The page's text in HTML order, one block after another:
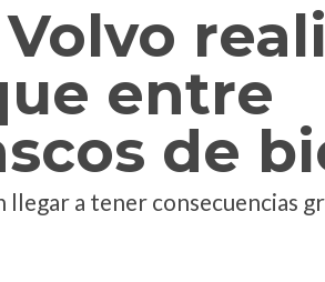
entre
de
a tener consecuencias